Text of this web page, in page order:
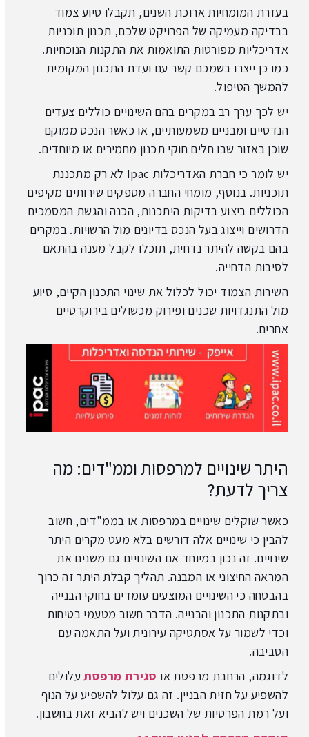
בעזרת המומחיות ארוכת השנים, תקבלו סיוע צמוד
בבדיקה מעמיקה של הפרויקט שלכם, תכנון תוכניות
אדריכליות מפורטות התואמות את התקנות הנוכחיות.
כמו כן ייצרו בשמכם קשר עם ועדת התכנון המקומית
להמשך הטיפול.
יש לכך ערך רב במקרים בהם השינויים כוללים צעדים
הנדסיים ומבניים משמעותיים, או כאשר הנכס ממוקם
שוכן באזור שבו חלים חוקי תכנון מחמירים או מיוחדים.
יש לומר כי חברת האדריכלות Ipac לא רק מתכננת
תוכניות. בנוסף, מומחי החברה מספקים שירותים מקיפים
הכוללים ביצוע בדיקות היתכנות, הכנה והגשת המסמכים
הדרושים וייצוג בעל הנכס בדיונים מול הרשויות. במקרים
בהם בקשה להיתר נדחית, תוכלו לקבל מענה בהתאם
לסיבות הדחייה.
השירות הצמוד יכול לכלול את שינוי התכנון הקיים, סיוע
מול התנגדויות שכנים ופירוק מכשולים בירוקרטיים
אחרים.
היתר שינויים למרפסות וממ"דים: מה
צריך לדעת?
כאשר שוקלים שינויים במרפסות או בממ"דים, חשוב
להבין כי שינויים אלה דורשים בלא מעט מקרים היתר
שינויים. זה נכון במיוחד אם השינויים גם משנים את
המראה החיצוני או המבנה. תהליך קבלת היתר זה כרוך
בהבטחה כי השינויים המוצעים עומדים בחוקי הבנייה
ובתקנות התכנון והבנייה. הדבר חשוב מטעמי בטיחות
וכדי לשמור על אסתטיקה עירונית ועל התאמה עם
הסביבה.
לדוגמה, הרחבת מרפסת או סגירת מרפסתעלולים
להשפיע על חזית הבניין. זה גם עלול להשפיע על הנוף
ועל רמת הפרטיות של השכנים ויש להביא זאת בחשבון.